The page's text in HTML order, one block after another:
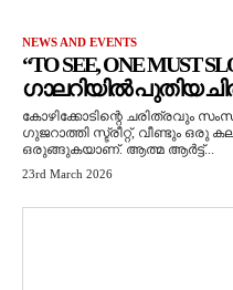
NEWS AND EVENTS
“TO SEE, ONE MUST
ഗാലറിയിൽ പുതിയ
കോഴിക്കോടിന്റെ ചരിത്രവും
ഗുജറാത്തി സ്ട്രീറ്റ്, വീണ്ടും ഒരു
ഒരുങ്ങുകയാണ്. ആത്മ ആർട്ട്...
23rd March 2026